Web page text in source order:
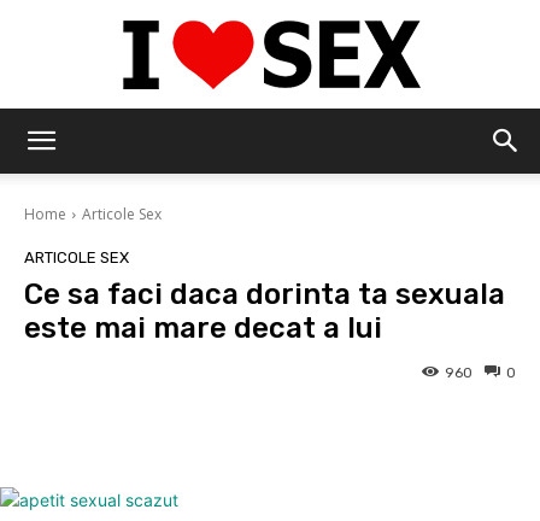
Home Articole Sex
ARTICOLE SEX
Ce sa faci daca dorinta ta sexuala
este mai mare decat a lui
0
960